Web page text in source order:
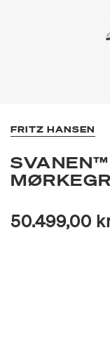
FRITZ HANSEN
50.499,00